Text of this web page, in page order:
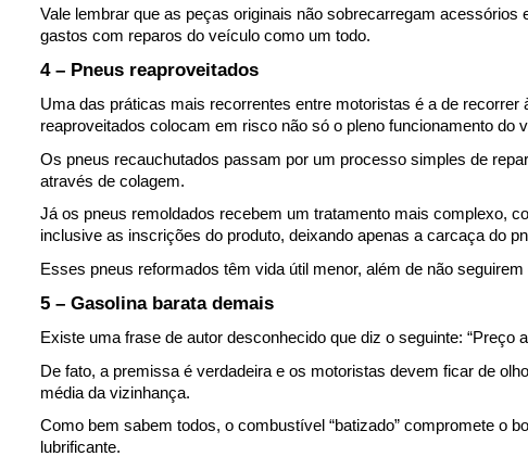
Vale lembrar que as peças originais não sobrecarregam acessórios
gastos com reparos do veículo como um todo.
4 – Pneus reaproveitados
Uma das práticas mais recorrentes entre motoristas é a de
reaproveitados colocam em risco não só o pleno funcionamento do
Os pneus recauchutados passam por um processo simples de
através de colagem.
Já os pneus remoldados recebem um tratamento mais complexo,
inclusive as inscrições do produto, deixando apenas a carcaça do
Esses pneus reformados têm vida útil menor, além de não
5 – Gasolina barata demais
Existe uma frase de autor desconhecido que diz o seguinte: “Preço
De fato, a premissa é verdadeira e os motoristas devem ficar de
média da vizinhança.
Como bem sabem todos, o combustível “batizado” compromete o
lubrificante.